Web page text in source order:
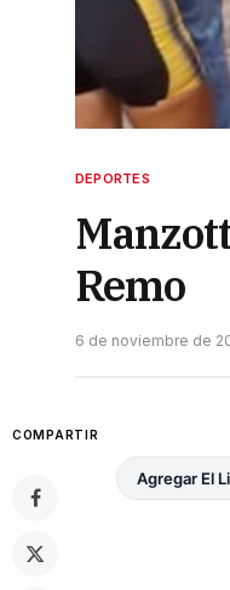
DEPORTES
Remo
6 de noviembre de
COMPARTIR
Agregar El